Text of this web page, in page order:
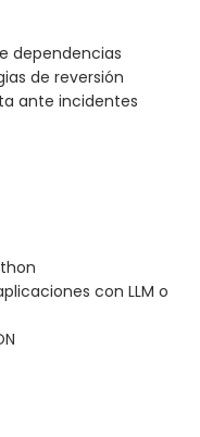
dependencias
de reversión
ante incidentes
con LLM o